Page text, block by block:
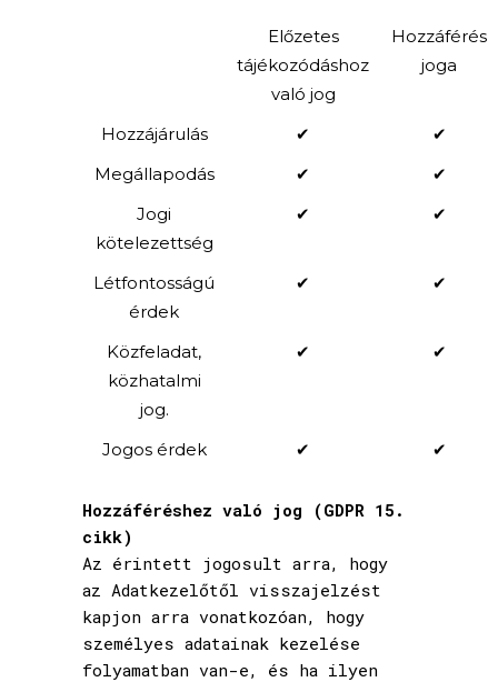
Előzetes
tájékozódáshoz
való jog
Hozzáférés
joga
Hozzájárulás ✔
✔
Megállapodás
✔
✔
Jogi
kötelezettség
✔ ✔
Létfontosságú
érdek
✔ ✔
Közfeladat,
közhatalmi
jog.
✔ ✔
Jogos érdek ✔ ✔
Hozzáféréshez való jog (GDPR 15.
cikk)
Az érintett jogosult arra, hogy
az Adatkezelőtől visszajelzést
kapjon arra vonatkozóan, hogy
személyes adatainak kezelése
folyamatban van-e, és ha ilyen